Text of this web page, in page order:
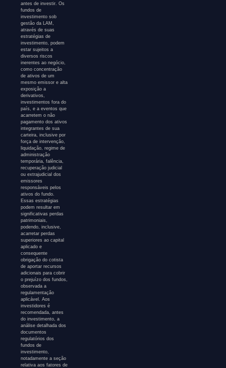
antes de investir. Os
fundos de
investimento sob
gestão da LAM,
através de suas
estratégias de
investimento, podem
estar sujeitos a
diversos riscos
inerentes ao negócio,
como concentração
de ativos de um
mesmo emissor e alta
exposição a
derivativos,
investimentos fora do
país, e a eventos que
acarretem o não
pagamento dos ativos
integrantes de sua
carteira, inclusive por
força de intervenção,
liquidação, regime de
administração
temporária, falência,
recuperação judicial
ou extrajudicial dos
emissores
responsáveis pelos
ativos do fundo.
Essas estratégias
podem resultar em
significativas perdas
patrimoniais,
podendo, inclusive,
acarretar perdas
superiores ao capital
aplicado e
consequente
obrigação do cotista
de aportar recursos
adicionais para cobrir
o prejuízo dos fundos,
observada a
regulamentação
aplicável. Aos
investidores é
recomendada, antes
do investimento, a
análise detalhada dos
documentos
regulatórios dos
fundos de
investimento,
notadamente a seção
relativa aos fatores de